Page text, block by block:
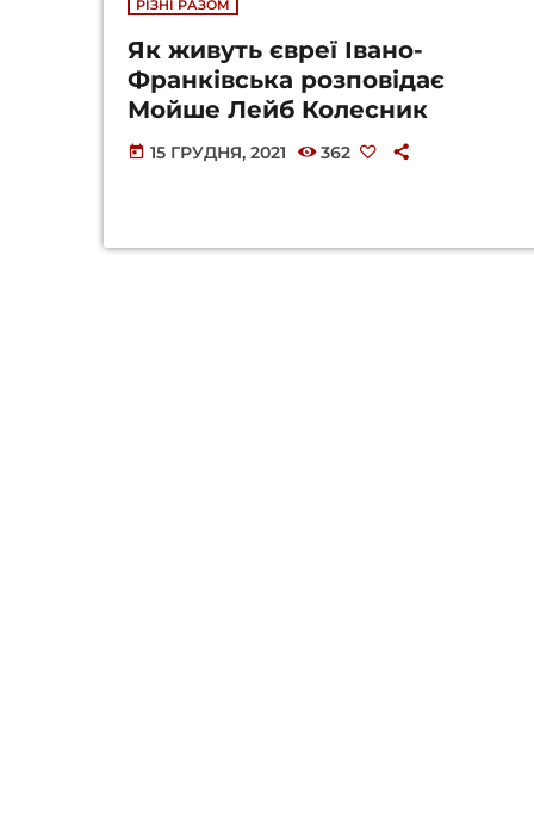
РІЗНІ РАЗОМ
Як живуть євреї Івано-
Франківська розповідає
Мойше Лейб Колесник
today 15 ГРУДНЯ, 2021 362